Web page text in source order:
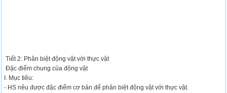
Tiết 2: Phân biệt động vật với thực vật
Đặc điểm chung của động vật
I. Mục tiêu:
- HS nêu được đặc điểm cơ bản để phân biệt động vật với thực vật.